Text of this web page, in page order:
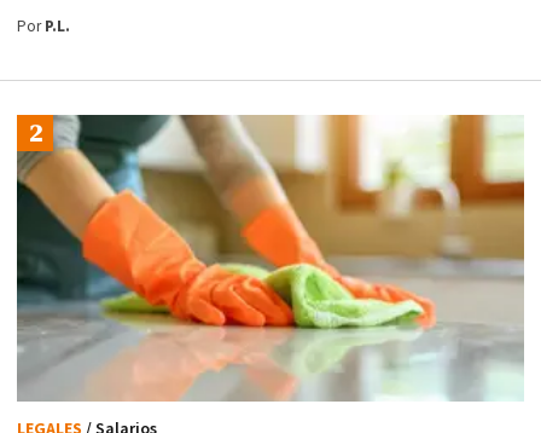
PorP.L.